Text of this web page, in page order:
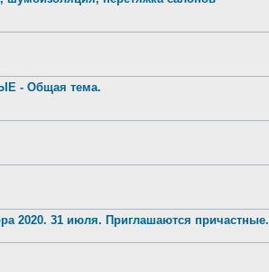
- Общая тема.
2020. 31 июля. Приглашаются причастные.